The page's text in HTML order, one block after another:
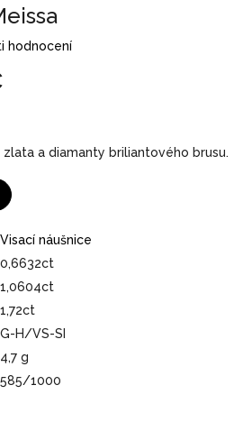
hodnocení
zlata a diamanty briliantového brusu.
Visací náušnice
0,6632ct
1,0604ct
1,72ct
G-H/VS-SI
4,7 g
585/1000